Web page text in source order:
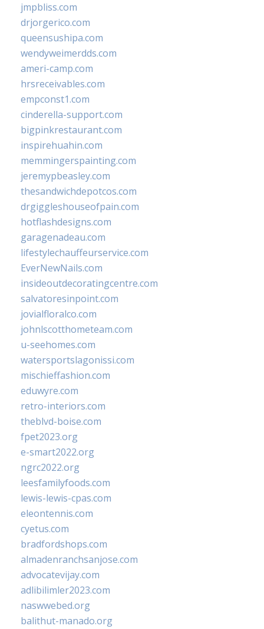
jmpbliss.com
drjorgerico.com
queensushipa.com
wendyweimerdds.com
ameri-camp.com
hrsreceivables.com
empconst1.com
cinderella-support.com
bigpinkrestaurant.com
inspirehuahin.com
memmingerspainting.com
jeremypbeasley.com
thesandwichdepotcos.com
drgiggleshouseofpain.com
hotflashdesigns.com
garagenadeau.com
lifestylechauffeurservice.com
EverNewNails.com
insideoutdecoratingcentre.com
salvatoresinpoint.com
jovialfloralco.com
johnlscotthometeam.com
u-seehomes.com
watersportslagonissi.com
mischieffashion.com
eduwyre.com
retro-interiors.com
theblvd-boise.com
fpet2023.org
e-smart2022.org
ngrc2022.org
leesfamilyfoods.com
lewis-lewis-cpas.com
eleontennis.com
cyetus.com
bradfordshops.com
almadenranchsanjose.com
advocatevijay.com
adlibilimler2023.com
naswwebed.org
balithut-manado.org